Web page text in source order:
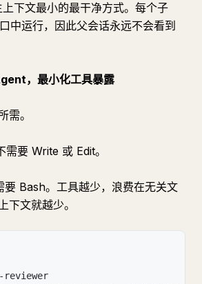
下文最小的最干净方式。每个子
中运行，因此父会话永远不会看到
，最小化工具暴露
需。
需要 Write 或 Edit。
要 Bash。工具越少，浪费在无关文
下文就越少。
- reviewer